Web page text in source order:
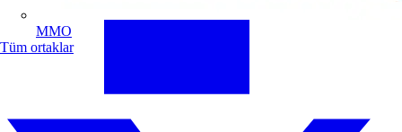
MMO
Tüm ortaklar